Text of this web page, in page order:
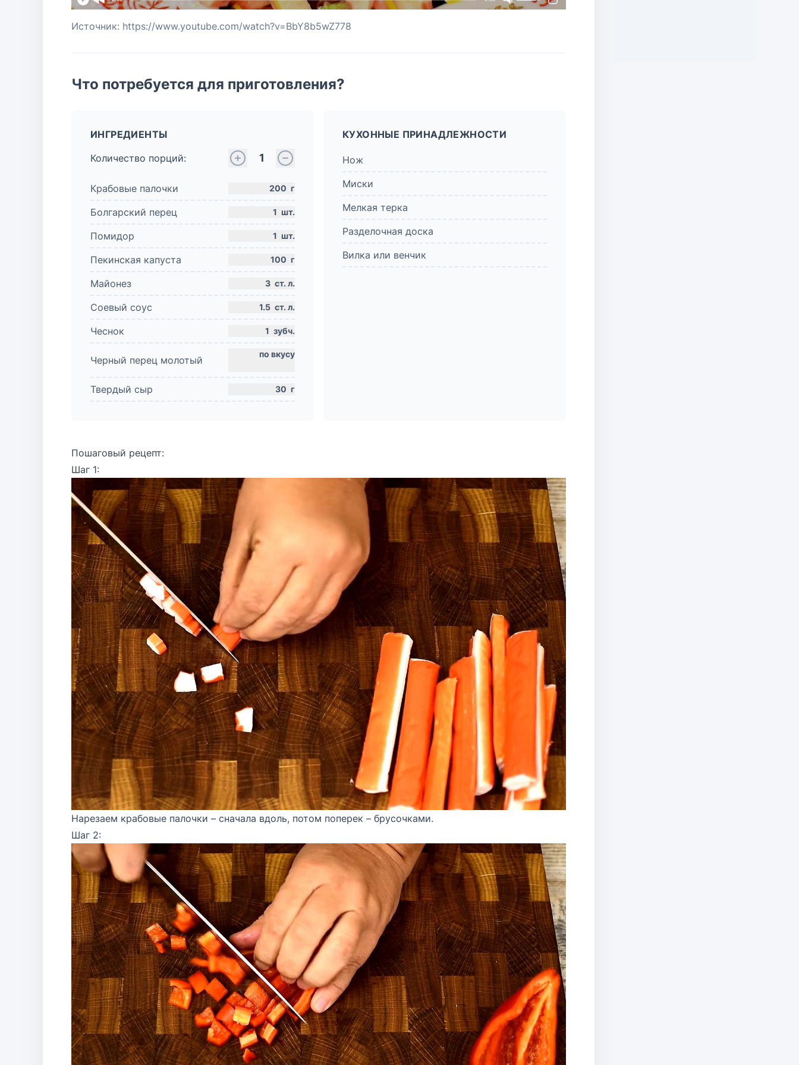
Источник: https://www.youtube.com/watch?v=BbY8b5wZ778
Что потребуется для приготовления?
ИНГРЕДИЕНТЫ
Количество порций:
1
Крабовые палочки 200 г
Болгарский перец 1 шт.
Помидор 1 шт.
Пекинская капуста 100 г
Майонез 3 ст. л.
Соевый соус 1.5 ст. л.
Чеснок 1 зубч.
Черный перец молотый
Твердый сыр 30 г
КУХОННЫЕ ПРИНАДЛЕЖНОСТИ
Нож
Миски
Мелкая терка
Разделочная доска
Вилка или венчик
Пошаговый рецепт:
Шаг 1:
Нарезаем крабовые палочки – сначала вдоль, потом поперек – брусочками.
Шаг 2: